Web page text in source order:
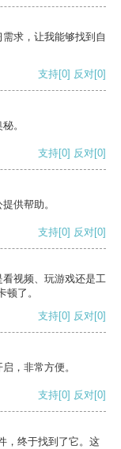
求，让我能够找到自
支持[0] 反对[0]
。
支持[0] 反对[0]
供帮助。
支持[0] 反对[0]
视频、玩游戏还是工
了。
支持[0] 反对[0]
，非常方便。
支持[0] 反对[0]
，终于找到了它。这